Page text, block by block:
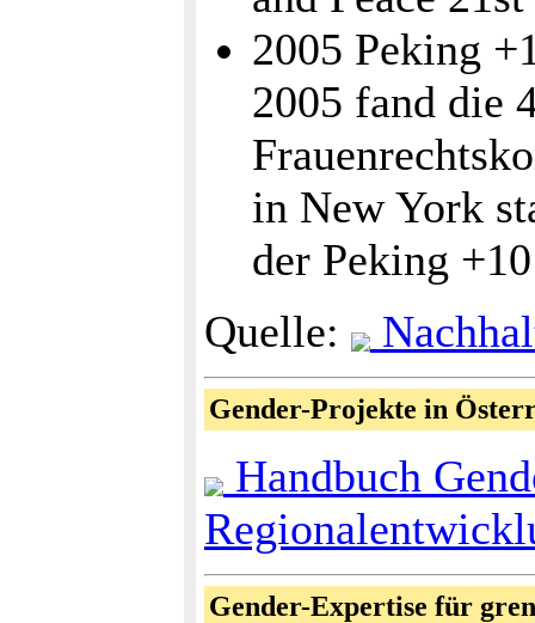
2005 Peking
2005 fand die
in New York
der Peking
Quelle:
Gender-Projekte in
Handbuch
Gender-Expertise für